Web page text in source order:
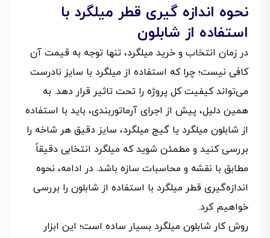
نحوه اندازه گیری قطر میلگرد با
استفاده از شابلون
در زمان انتخاب و خرید میلگرد، تنها توجه به قیمت آن
کافی نیست؛ چرا که استفاده از میلگرد با سایز نادرست
می‌تواند کیفیت کل پروژه را تحت تاثیر قرار دهد. به
همین دلیل، پیش از اجرای آرماتوربندی، باید با استفاده
از شابلون میلگرد یا گیج میلگرد، سایز دقیق هر شاخه را
بررسی کنید و مطمئن شوید که میلگرد انتخابی دقیقاً
مطابق با نقشه و محاسبات سازه باشد. در ادامه، نحوه
اندازه‌گیری قطر میلگرد با استفاده از شابلون را بررسی
خواهیم کرد.
روش کار شابلون میلگرد بسیار ساده است؛ این ابزار